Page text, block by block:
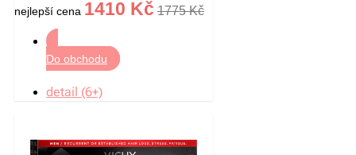
nejlepší cena 1410 Kč 1775 Kč
Do obchodu
detail (6+)